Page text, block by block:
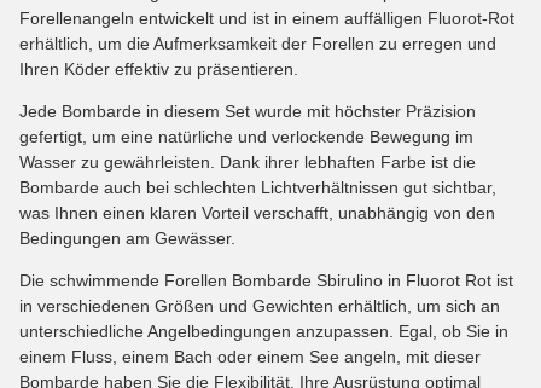
Forellenangeln entwickelt und ist in einem auffälligen Fluorot-Rot
erhältlich, um die Aufmerksamkeit der Forellen zu erregen und
Ihren Köder effektiv zu präsentieren.
Jede Bombarde in diesem Set wurde mit höchster Präzision
gefertigt, um eine natürliche und verlockende Bewegung im
Wasser zu gewährleisten. Dank ihrer lebhaften Farbe ist die
Bombarde auch bei schlechten Lichtverhältnissen gut sichtbar,
was Ihnen einen klaren Vorteil verschafft, unabhängig von den
Bedingungen am Gewässer.
Die schwimmende Forellen Bombarde Sbirulino in Fluorot Rot ist
in verschiedenen Größen und Gewichten erhältlich, um sich an
unterschiedliche Angelbedingungen anzupassen. Egal, ob Sie in
einem Fluss, einem Bach oder einem See angeln, mit dieser
Bombarde haben Sie die Flexibilität, Ihre Ausrüstung optimal